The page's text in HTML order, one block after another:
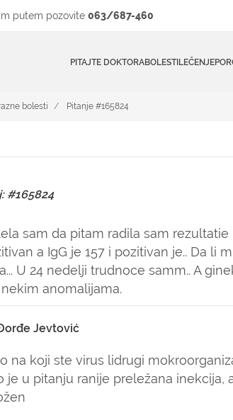
putem pozovite 063/687-460
PITAJTE DOKTORABOLESTILEČENJE
bolesti Pitanje #165824
#165824
sam da pitam radila sam rezultatie
a IgG je 157 i pozitivan je.. Da li
U 24 nedelji trudnoce samm.. A
anomalijama.
Jevtović
na koji ste virus lidrugi
je u pitanju ranije preležana inekcija,